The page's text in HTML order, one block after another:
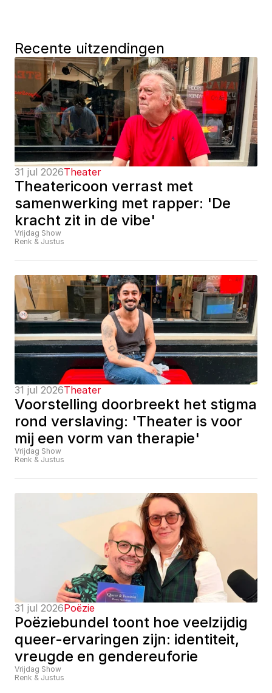
Recente uitzendingen
31 jul 2026Theater
Theatericoon verrast met
samenwerking met rapper: 'De
kracht zit in de vibe'
Vrijdag Show
Renk & Justus
31 jul 2026Theater
Voorstelling doorbreekt het stigma
rond verslaving: 'Theater is voor
mij een vorm van therapie'
Vrijdag Show
Renk & Justus
31 jul 2026Poëzie
Poëziebundel toont hoe veelzijdig
queer-ervaringen zijn: identiteit,
vreugde en gendereuforie
Vrijdag Show
Renk & Justus